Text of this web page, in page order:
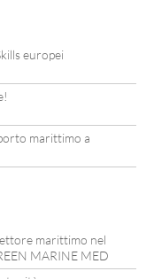
europei
marittimo a
marittimo nel
MARINE MED